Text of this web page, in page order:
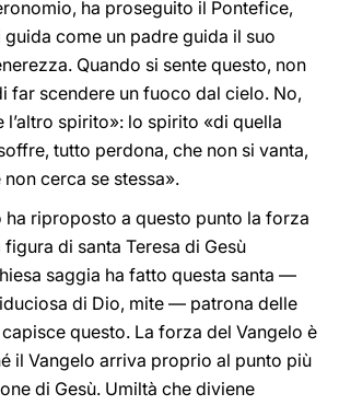
ha proseguito il Pontefice,
come un padre guida il suo
Quando si sente questo, non
far scendere un fuoco dal cielo. No,
l’altro spirito»: lo spirito «di quella
tutto perdona, che non si vanta,
cerca se stessa».
ha riproposto a questo punto la forza
figura di santa Teresa di Gesù
saggia ha fatto questa santa —
di Dio, mite — patrona delle
questo. La forza del Vangelo è
il Vangelo arriva proprio al punto più
di Gesù. Umiltà che diviene